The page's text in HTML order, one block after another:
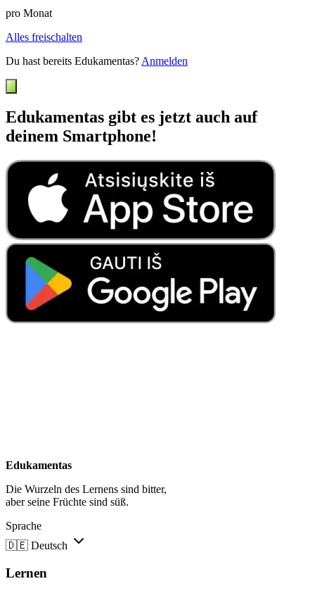
pro Monat
Alles freischalten
Du hast bereits Edukamentas? Anmelden
Edukamentas gibt es jetzt auch auf
deinem Smartphone!
Edukamentas
Die Wurzeln des Lernens sind bitter,
aber seine Früchte sind süß.
Sprache
🇩🇪 Deutsch
Lernen